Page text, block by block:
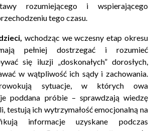
rozumiejącego i wspierającego
tego czasu.
wchodząc we wczesny etap okresu
pełniej dostrzegać i rozumieć
się iluzji „doskonałych” dorosłych,
w wątpliwość ich sądy i zachowania.
sytuacje, w których owa
poddana próbie – sprawdzają wiedzę
testują ich wytrzymałość emocjonalną na
informacje uzyskane podczas